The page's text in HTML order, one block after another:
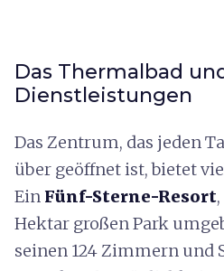
Das Thermalbad
Dienstleistungen
Das Zentrum, das jeden
über geöffnet ist, bietet
Ein Fünf-Sterne-Resort
Hektar großen Park
seinen 124 Zimmern und